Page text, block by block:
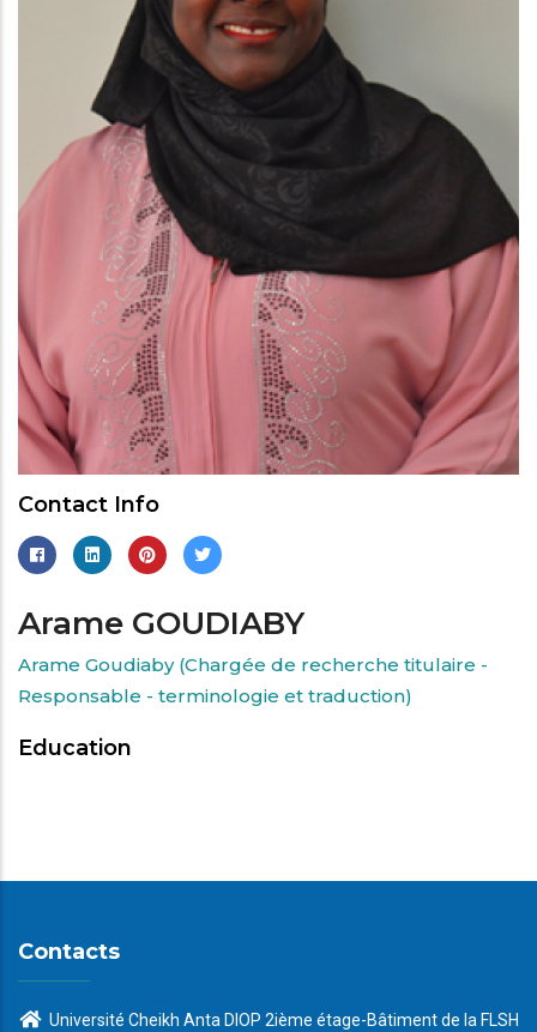
Contact Info
Arame GOUDIABY
Arame Goudiaby (Chargée de recherche titulaire -
Responsable - terminologie et traduction)
Education
Contacts
Université Cheikh Anta DIOP 2ième étage-Bâtiment de la FLSH